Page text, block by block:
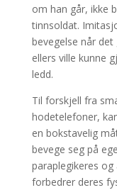
om han går, ikke
tinnsoldat.
bevegelse når
ellers ville kunne
ledd.
Til forskjell fra
hodetelefoner,
en bokstavelig
bevege seg på
paraplegikeres
forbedrer deres